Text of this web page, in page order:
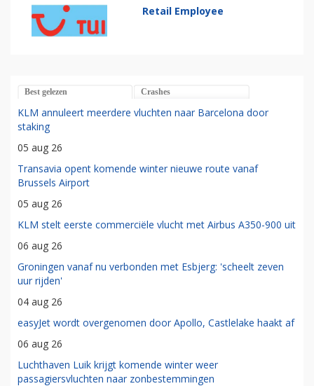
Retail Employee
Best gelezen Crashes
KLM annuleert meerdere vluchten naar Barcelona door
staking
05 aug 26
Transavia opent komende winter nieuwe route vanaf
Brussels Airport
05 aug 26
KLM stelt eerste commerciële vlucht met Airbus A350-900 uit
06 aug 26
Groningen vanaf nu verbonden met Esbjerg: 'scheelt zeven
uur rijden'
04 aug 26
easyJet wordt overgenomen door Apollo, Castlelake haakt af
06 aug 26
Luchthaven Luik krijgt komende winter weer
passagiersvluchten naar zonbestemmingen